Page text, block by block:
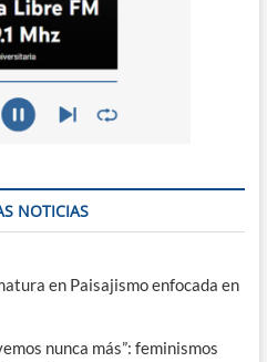
NOTICIAS
en Paisajismo enfocada en
nunca más”: feminismos